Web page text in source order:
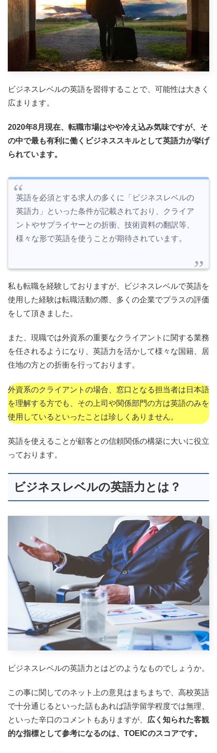
ビジネスレベルの英語を習得することで、可能性は大きく
広まります。
2020年8月現在、転職市場はやや冷え込み気味ですが、そ
の中で最も有利に働くビジネススキルとして英語力が挙げ
られています。
英語を必須とする求人の多くに「ビジネスレベルの
英語力」といった条件が記載されており、クライア
ントやサプライヤーとの折衝、技術資料の翻訳等、
様々な形で英語を使うことが期待されています。
私も転職を経験しておりますが、ビジネスレベルで英語を
使用した経験は転職活動の際、多くの企業でプラスの評価
をして頂きました。
また、現職では外資系の重要なクライアントに関する業務
を任されるようになり、英語力を活かして様々な国籍、居
住地の方との折衝を行っております。
外資系のクライアントの場合、窓口となる担当者は日本語
を理解する方でも、その上司や関係部門の方は英語のみを
使用しているといったことは珍しくありません。
英語を使えることが顧客との信頼関係の構築に大いに役立
っております。
ビジネスレベルの英語力とは？
ビジネスレベルの英語力とはどのようなものでしょうか。
この事に関してのネット上の意見はまちまちで、高校英語
で十分通じるといった話もあれば語学留学程度では無理、
といった辛口のコメントもありますが、 広く知られた客観
的な指標として参考になるのは、TOEICのスコアです。